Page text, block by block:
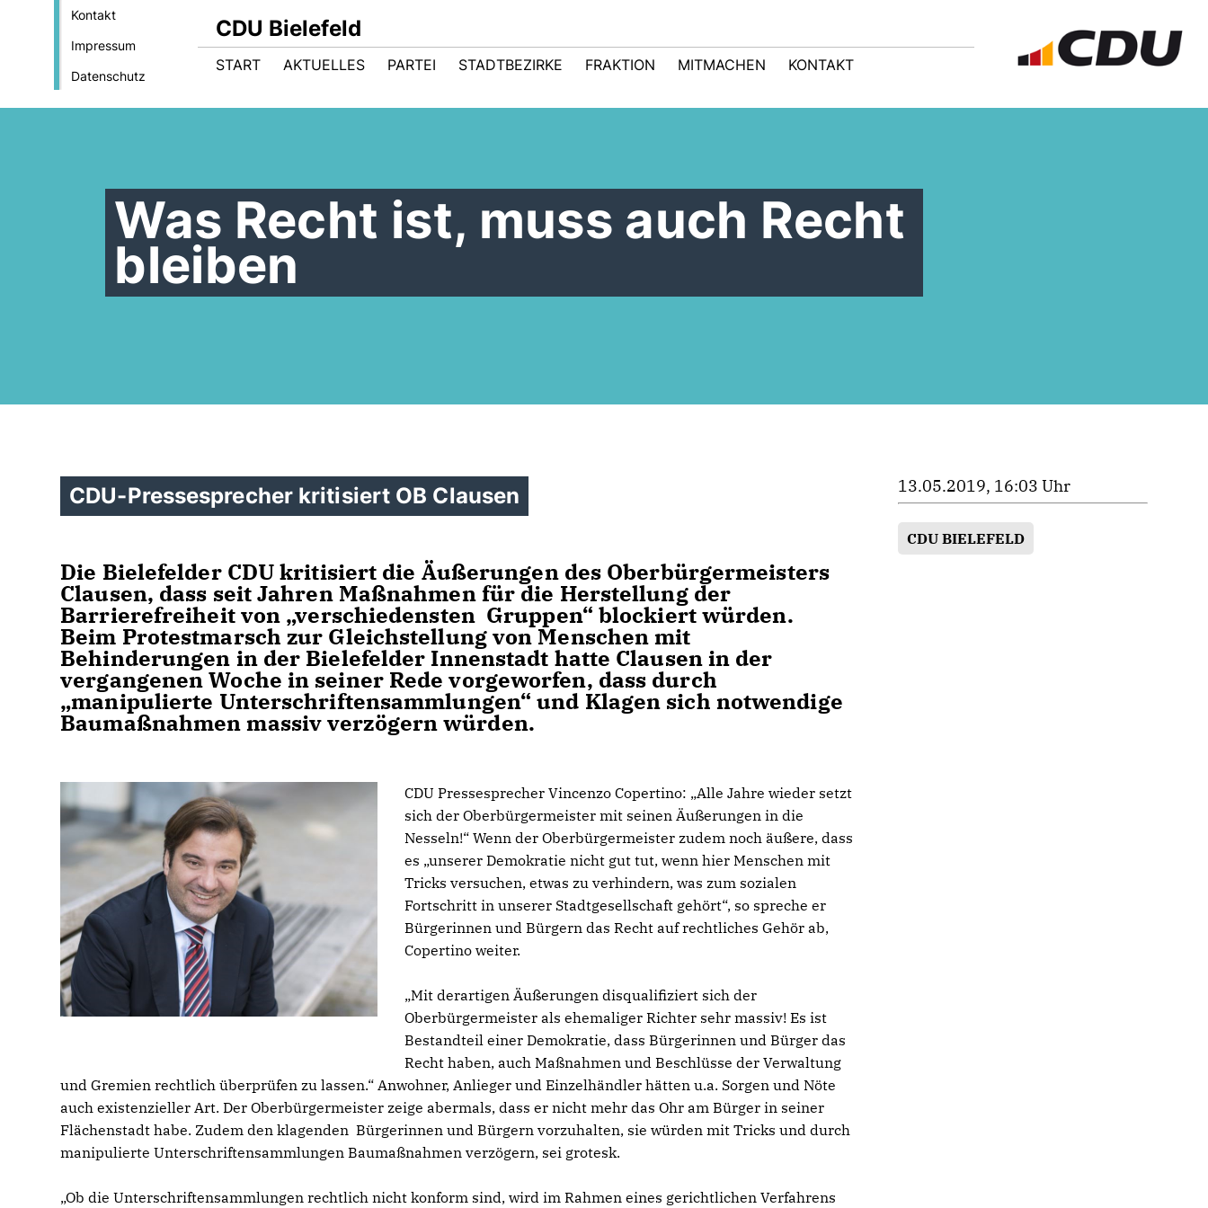
Kontakt
Impressum
Datenschutz
CDU Bielefeld
START AKTUELLES PARTEI STADTBEZIRKE FRAKTION MITMACHEN KONTAKT
Was Recht ist, muss auch Recht
bleiben
CDU-Pressesprecher kritisiert OB Clausen
Die Bielefelder CDU kritisiert die Äußerungen des Oberbürgermeisters
Clausen, dass seit Jahren Maßnahmen für die Herstellung der
Barrierefreiheit von „verschiedensten Gruppen“ blockiert würden.
Beim Protestmarsch zur Gleichstellung von Menschen mit
Behinderungen in der Bielefelder Innenstadt hatte Clausen in der
vergangenen Woche in seiner Rede vorgeworfen, dass durch
manipulierte Unterschriftensammlungen“ und Klagen sich notwendige
Baumaßnahmen massiv verzögern würden.
CDU Pressesprecher Vincenzo Copertino: „Alle Jahre wieder setzt
sich der Oberbürgermeister mit seinen Äußerungen in die
Nesseln!“ Wenn der Oberbürgermeister zudem noch äußere, dass
es „unserer Demokratie nicht gut tut, wenn hier Menschen mit
Tricks versuchen, etwas zu verhindern, was zum sozialen
Fortschritt in unserer Stadtgesellschaft gehört“, so spreche er
Bürgerinnen und Bürgern das Recht auf rechtliches Gehör ab,
Copertino weiter.
Mit derartigen Äußerungen disqualifiziert sich der
Oberbürgermeister als ehemaliger Richter sehr massiv! Es ist
Bestandteil einer Demokratie, dass Bürgerinnen und Bürger das
Recht haben, auch Maßnahmen und Beschlüsse der Verwaltung
und Gremien rechtlich überprüfen zu lassen.“ Anwohner, Anlieger und Einzelhändler hätten u.a. Sorgen und Nöte
auch existenzieller Art. Der Oberbürgermeister zeige abermals, dass er nicht mehr das Ohr am Bürger in seiner
Flächenstadt habe. Zudem den klagenden Bürgerinnen und Bürgern vorzuhalten, sie würden mit Tricks und durch
manipulierte Unterschriftensammlungen Baumaßnahmen verzögern, sei grotesk.
Ob die Unterschriftensammlungen rechtlich nicht konform sind, wird im Rahmen eines gerichtlichen Verfahrens
13.05.2019, 16:03 Uhr
CDU BIELEFELD